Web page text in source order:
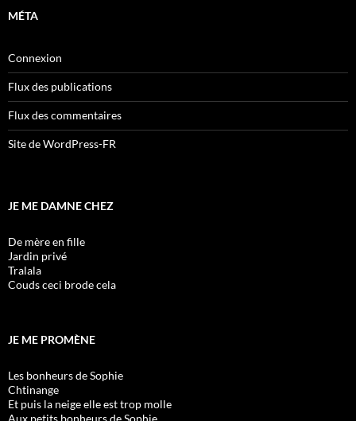
MÉTA
Connexion
Flux des publications
Flux des commentaires
Site de WordPress-FR
JE ME DAMNE CHEZ
De mère en fille
Jardin privé
Tralala
Couds ceci brode cela
JE ME PROMÈNE
Les bonheurs de Sophie
Chtinange
Et puis la neige elle est trop molle
Aux petits bonheurs de Sophie